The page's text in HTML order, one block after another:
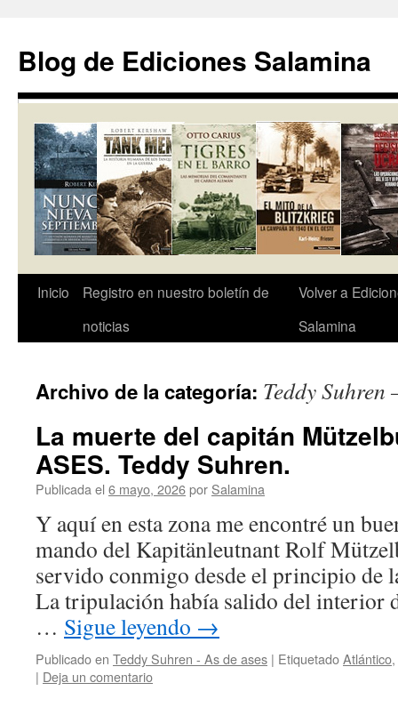
contenido
Blog de Ediciones Salamina
Inicio
Registro en nuestro boletín de
noticias
Volver a
Salamina
Archivo de la categoría: Teddy Suhren
La muerte del capitán
ASES. Teddy Suhren.
Publicada el 6 mayo, 2026por Salamina
Y aquí en esta zona me encontré un
mando del Kapitänleutnant Rolf
servido conmigo desde el principio de
La tripulación había salido del interior
… Sigue leyendo →
Publicado en Teddy Suhren - As de ases | EtiquetadoAtlántico,
| Deja un comentario